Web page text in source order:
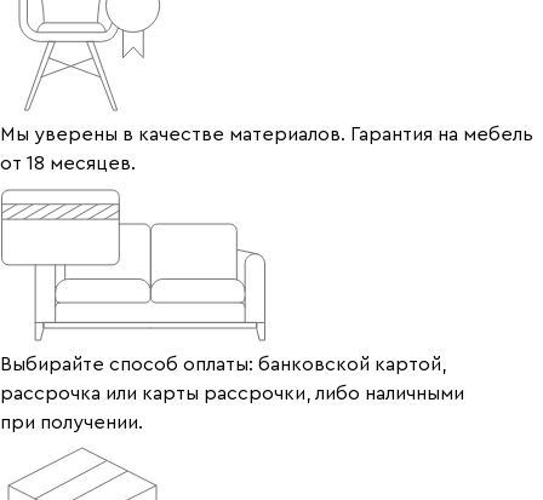
Мы уверены в качестве материалов. Гарантия на мебель
от 18 месяцев.
Выбирайте способ оплаты: банковской картой,
рассрочка или карты рассрочки, либо наличными
при получении.